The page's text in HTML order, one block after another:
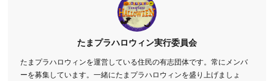
たまプラハロウィン実行委員会
たまプラハロウィンを運営している住民の有志団体です。常にメンバ
ーを募集しています。一緒にたまプラハロウィンを盛り上げましょ